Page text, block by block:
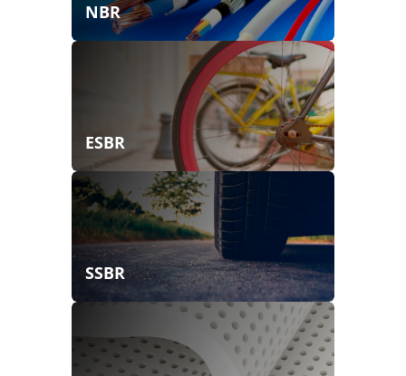
NBR
ESBR
SSBR